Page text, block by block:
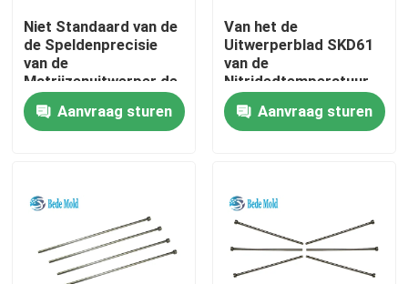
de vormlente
Gidspijler
schouderbout
Sprue Ring
Niet Standaard van de
de Speldenprecisie
van de
Matrijzenuitwerper de
Vormdelen Nitrided
Aanvraag sturen
Van het de
Uitwerperblad SKD61
van de
Nitridedtemperatuur
Bestand Plastic de
Injectievorm
Aanvraag sturen